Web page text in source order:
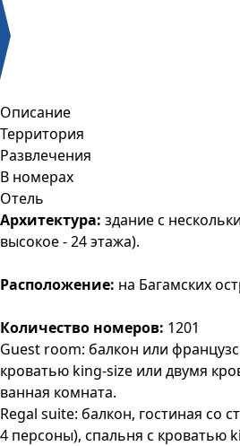
Описание
Территория
Развлечения
В номерах
Отель
Архитектура: здание с
высокое - 24 этажа).
Расположение: на Багамских
Количество номеров: 1201
Guest room: балкон или
кроватью king-size или двумя
ванная комната.
Regal suite: балкон, гостиная со
4 персоны), спальня с кроватью